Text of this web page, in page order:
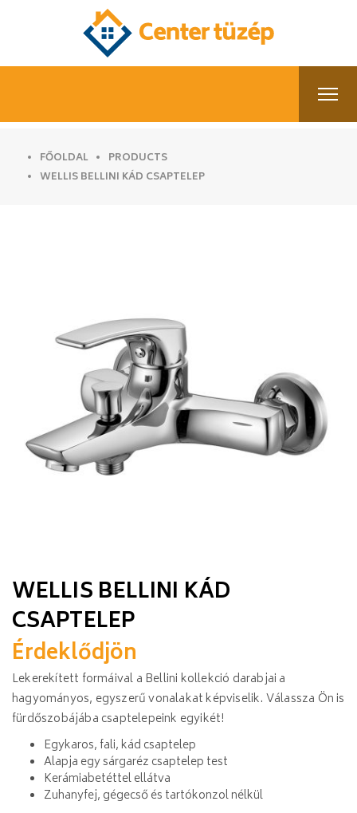
FŐOLDAL
PRODUCTS
WELLIS BELLINI KÁD CSAPTELEP
WELLIS BELLINI KÁD
CSAPTELEP
Érdeklődjön
Lekerekített formáival a Bellini kollekció darabjai a
hagyományos, egyszerű vonalakat képviselik. Válassza Ön is
fürdőszobájába csaptelepeink egyikét!
Egykaros, fali, kád csaptelep
Alapja egy sárgaréz csaptelep test
Kerámiabetéttel ellátva
Zuhanyfej, gégecső és tartókonzol nélkül